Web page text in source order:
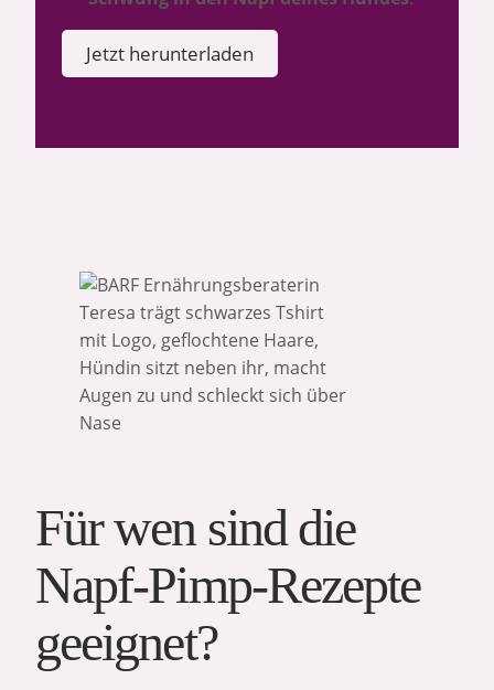
Jetzt herunterladen
Für wen sind die
Napf-Pimp-Rezepte
geeignet?